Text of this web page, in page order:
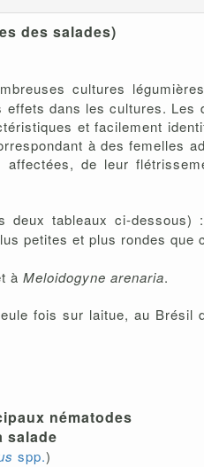
des salades)
cultures
dans les cultures. Les
et facilement
à des femelles
de leur
deux tableaux ci-dessous) :
petites et plus rondes que
à Meloidogyne arenaria.
fois sur laitue, au Brésil
nématodes
salade
spp.)